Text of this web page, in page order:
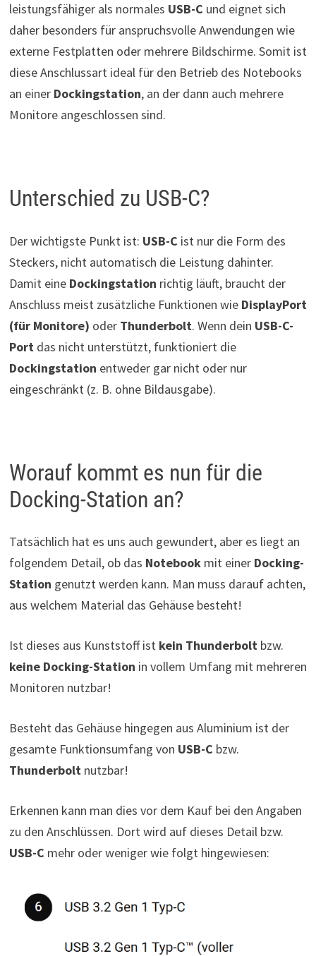
leistungsfähiger als normales USB-C und eignet sich
daher besonders für anspruchsvolle Anwendungen wie
externe Festplatten oder mehrere Bildschirme. Somit ist
diese Anschlussart ideal für den Betrieb des Notebooks
an einer Dockingstation, an der dann auch mehrere
Monitore angeschlossen sind.
Unterschied zu USB-C?
Der wichtigste Punkt ist: USB-C ist nur die Form des
Steckers, nicht automatisch die Leistung dahinter.
Damit eine Dockingstation richtig läuft, braucht der
Anschluss meist zusätzliche Funktionen wie DisplayPort
(für Monitore) oder Thunderbolt. Wenn dein USB-C-
Portdas nicht unterstützt, funktioniert die
Dockingstation entweder gar nicht oder nur
eingeschränkt (z. B. ohne Bildausgabe).
Worauf kommt es nun für die
Docking-Station an?
Tatsächlich hat es uns auch gewundert, aber es liegt an
folgendem Detail, ob das Notebookmit einer Docking-
Station genutzt werden kann. Man muss darauf achten,
aus welchem Material das Gehäuse besteht!
Ist dieses aus Kunststoff ist kein Thunderboltbzw.
keine Docking-Station in vollem Umfang mit mehreren
Monitoren nutzbar!
Besteht das Gehäuse hingegen aus Aluminium ist der
gesamte Funktionsumfang von USB-C bzw.
Thunderboltnutzbar!
Erkennen kann man dies vor dem Kauf bei den Angaben
zu den Anschlüssen. Dort wird auf dieses Detail bzw.
USB-C mehr oder weniger wie folgt hingewiesen: